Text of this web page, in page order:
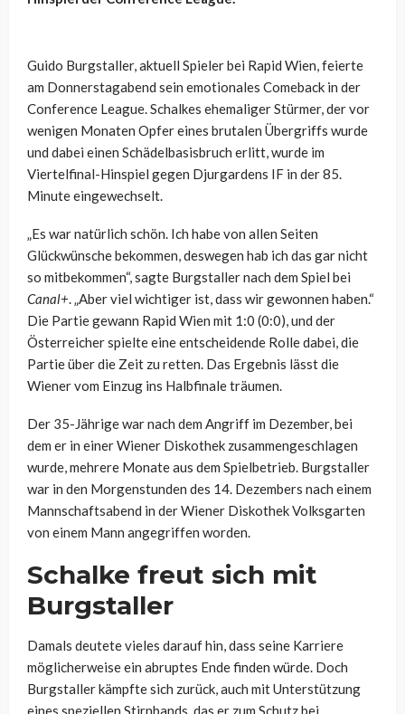
Guido Burgstaller, aktuell Spieler bei Rapid Wien, feierte
am Donnerstagabend sein emotionales Comeback in der
Conference League. Schalkes ehemaliger Stürmer, der vor
wenigen Monaten Opfer eines brutalen Übergriffs wurde
und dabei einen Schädelbasisbruch erlitt, wurde im
Viertelfinal-Hinspiel gegen Djurgardens IF in der 85.
Minute eingewechselt.
„Es war natürlich schön. Ich habe von allen Seiten
Glückwünsche bekommen, deswegen hab ich das gar nicht
so mitbekommen“, sagte Burgstaller nach dem Spiel bei
Canal+. „Aber viel wichtiger ist, dass wir gewonnen haben.“
Die Partie gewann Rapid Wien mit 1:0 (0:0), und der
Österreicher spielte eine entscheidende Rolle dabei, die
Partie über die Zeit zu retten. Das Ergebnis lässt die
Wiener vom Einzug ins Halbfinale träumen.
Der 35-Jährige war nach dem Angriff im Dezember, bei
dem er in einer Wiener Diskothek zusammengeschlagen
wurde, mehrere Monate aus dem Spielbetrieb. Burgstaller
war in den Morgenstunden des 14. Dezembers nach einem
Mannschaftsabend in der Wiener Diskothek Volksgarten
von einem Mann angegriffen worden.
Schalke freut sich mit
Burgstaller
Damals deutete vieles darauf hin, dass seine Karriere
möglicherweise ein abruptes Ende finden würde. Doch
Burgstaller kämpfte sich zurück, auch mit Unterstützung
eines speziellen Stirnbands, das er zum Schutz bei